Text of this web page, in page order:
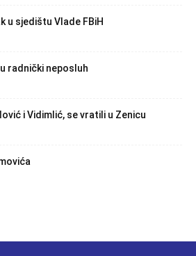
u sjedištu Vlade FBiH
radnički neposluh
i Vidimlić, se vratili u Zenicu